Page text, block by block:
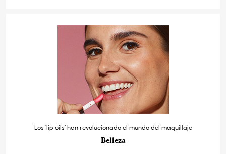
Los ‘lip oils’ han revolucionado el mundo del maquillaje
Belleza